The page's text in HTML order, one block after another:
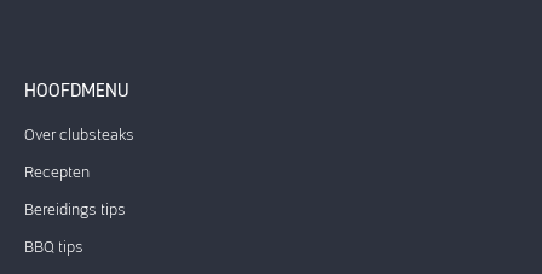
HOOFDMENU
Over clubsteaks
Recepten
Bereidings tips
BBQ tips